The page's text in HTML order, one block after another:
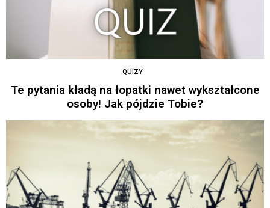
QUIZY
Te pytania kładą na łopatki nawet wykształcone
osoby! Jak pójdzie Tobie?